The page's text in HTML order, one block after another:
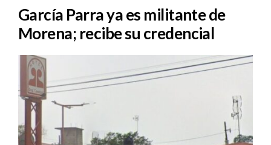
García Parra ya es militante de
Morena; recibe su credencial